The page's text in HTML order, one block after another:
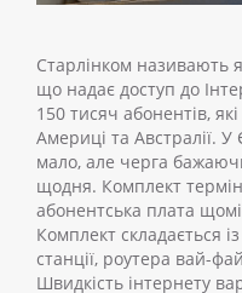
Старлінком називають
що надає доступ до
150 тисяч абонентів,
Америці та Австралії.
мало, але черга
щодня. Комплект
абонентська плата
Комплект складається
станції, роутера вай-
Швидкість інтернету